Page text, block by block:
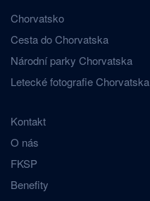
Chorvatsko
Cesta do Chorvatska
Národní parky Chorvatska
Letecké fotografie Chorvatska
Kontakt
O nás
FKSP
Benefity